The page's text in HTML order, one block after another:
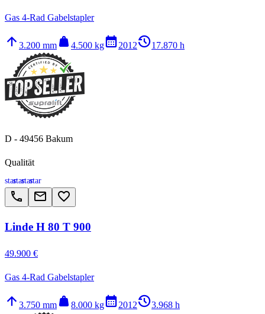
Gas 4-Rad Gabelstapler
arrow_upward 3.200 mm weight 4.500 kgcalendar_month2012history_217.870 h
D - 49456 Bakum
Qualität
starstarstarstar
call email favorite_border
Linde H 80 T 900
49.900 €
Gas 4-Rad Gabelstapler
arrow_upward 3.750 mm weight 8.000 kgcalendar_month2012history_23.968 h